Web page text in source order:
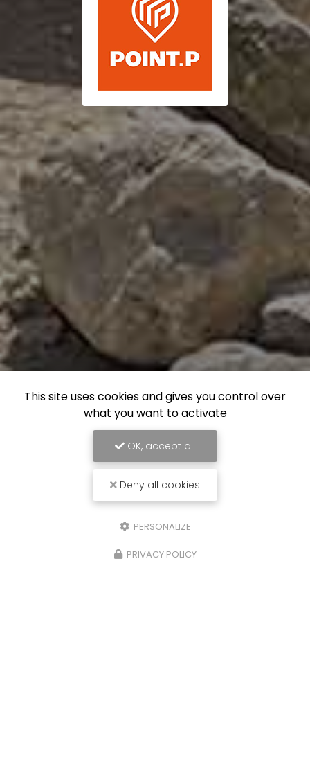
This site uses cookies and gives you control over
what you want to activate
OK, accept all
Deny all cookies
PERSONALIZE
PRIVACY POLICY